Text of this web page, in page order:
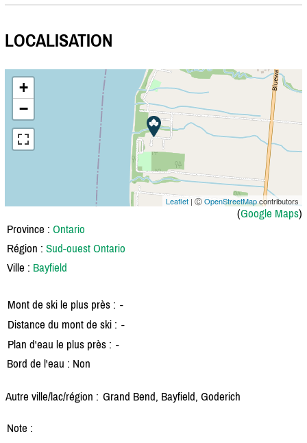
LOCALISATION
+
−
Leaflet | ⒸOpenStreetMapcontributors
(Google Maps)
Province : Ontario
Région : Sud-ouest Ontario
Ville : Bayfield
Mont de ski le plus près : -
Distance du mont de ski : -
Plan d'eau le plus près : -
Bord de l'eau : Non
Autre ville/lac/région : Grand Bend, Bayfield, Goderich
Note :